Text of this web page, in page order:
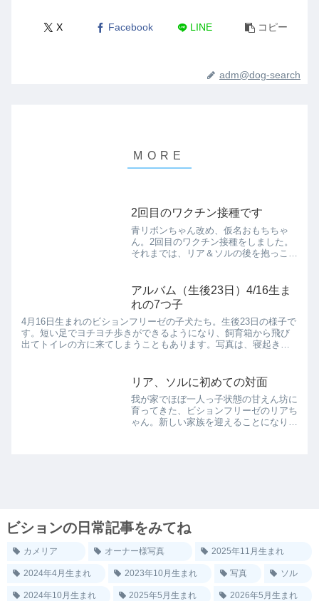
X Facebook LINE コピー
adm@dog-search
2回目のワクチン接種です
青リボンちゃん改め、仮名おもちちゃ
ん。2回目のワクチン接種をしました。
それまでは、リア＆ソルの後を抱っこし
歩トレーニングしたら新しい飼い主の所
へ行きます。実家の両親のと...
アルバム（生後23日）4/16生ま
れの7つ子
4月16日生まれのビションフリーゼの子犬たち。生後23日の様子で
す。短い足でヨチヨチ歩きができるようになり、飼育箱から飛び
出てトイレの方に来てしまうこともあります。写真は、寝起きの
リア、ソルに初めての対面
我が家でほぼ一人っ子状態の甘えん坊に
育ってきた、ビションフリーゼのリアち
ゃん。新しい家族を迎えることになり、
ビションの日常記事をみてね
カメリア オーナー様写真 2025年11月生まれ
2024年4月生まれ 2023年10月生まれ 写真 ソル
2024年10月生まれ 2025年5月生まれ 2026年5月生まれ